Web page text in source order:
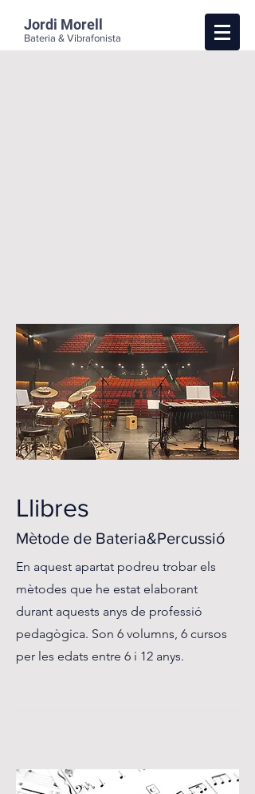
Jordi Morell
Bateria & Vibrafonista
Llibres
Mètode de Bateria&Percussió
En aquest apartat podreu trobar els
mètodes que he estat elaborant
durant aquests anys de professió
pedagògica. Son 6 volumns, 6 cursos
per les edats entre 6 i 12 anys.